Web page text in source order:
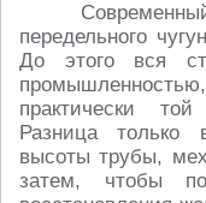
передельного
До этого вся
практически
Разница только
высоты трубы,
затем, чтобы